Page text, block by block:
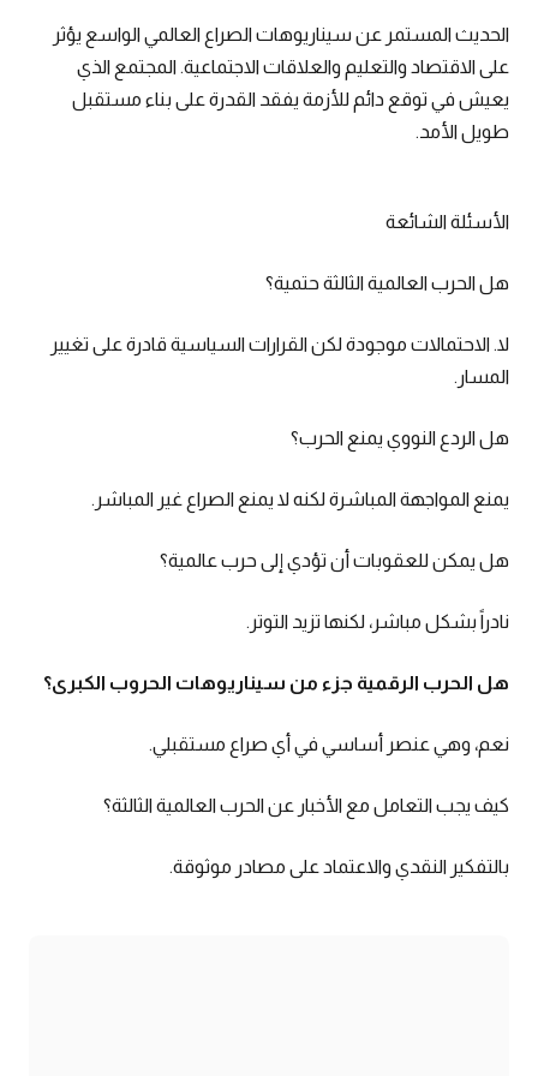
الحديث المستمر عن سيناريوهات الصراع العالمي الواسع يؤثر
على الاقتصاد والتعليم والعلاقات الاجتماعية. المجتمع الذي
يعيش في توقع دائم للأزمة يفقد القدرة على بناء مستقبل
طويل الأمد.
الأسئلة الشائعة
هل الحرب العالمية الثالثة حتمية؟
لا. الاحتمالات موجودة لكن القرارات السياسية قادرة على تغيير
المسار.
هل الردع النووي يمنع الحرب؟
يمنع المواجهة المباشرة لكنه لا يمنع الصراع غير المباشر.
هل يمكن للعقوبات أن تؤدي إلى حرب عالمية؟
نادراً بشكل مباشر، لكنها تزيد التوتر.
هل الحرب الرقمية جزء من سيناريوهات الحروب الكبرى؟
نعم، وهي عنصر أساسي في أي صراع مستقبلي.
كيف يجب التعامل مع الأخبار عن الحرب العالمية الثالثة؟
بالتفكير النقدي والاعتماد على مصادر موثوقة.